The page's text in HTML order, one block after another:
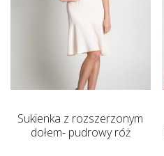
Sukienka z rozszerzonym
dołem- pudrowy róż